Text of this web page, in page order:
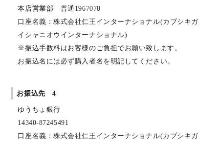
本店営業部 普通1967078
口座名義：株式会社仁王インターナショナル(カブシキガ
イシャニオウインターナショナル)
※振込手数料はお客様のご負担でお願い致します。
お振込名には必ず購入者名を明記してください。
お振込先 4
ゆうちょ銀行
14340-87245491
口座名義：株式会社仁王インターナショナル(カブシキガ